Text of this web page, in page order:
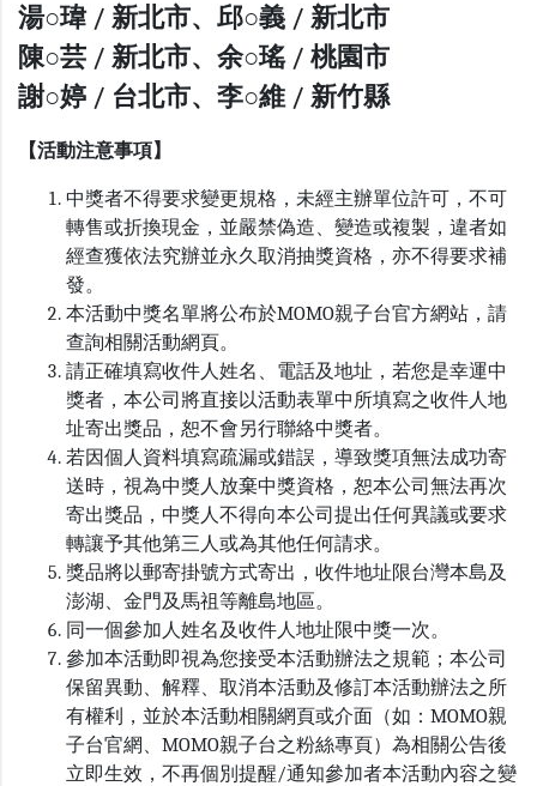
湯○瑋 / 新北市、邱○義 / 新北市
陳○芸 / 新北市、余○瑤 / 桃園市
謝○婷 / 台北市、李○維 / 新竹縣
【活動注意事項】
中獎者不得要求變更規格，未經主辦單位許可，不可
轉售或折換現金，並嚴禁偽造、變造或複製，違者如
經查獲依法究辦並永久取消抽獎資格，亦不得要求補
發。
本活動中獎名單將公布於MOMO親子台官方網站，請
查詢相關活動網頁。
請正確填寫收件人姓名、電話及地址，若您是幸運中
獎者，本公司將直接以活動表單中所填寫之收件人地
址寄出獎品，恕不會另行聯絡中獎者。
若因個人資料填寫疏漏或錯誤，導致獎項無法成功寄
送時，視為中獎人放棄中獎資格，恕本公司無法再次
寄出獎品，中獎人不得向本公司提出任何異議或要求
轉讓予其他第三人或為其他任何請求。
獎品將以郵寄掛號方式寄出，收件地址限台灣本島及
澎湖、金門及馬祖等離島地區。
同一個參加人姓名及收件人地址限中獎一次。
參加本活動即視為您接受本活動辦法之規範；本公司
保留異動、解釋、取消本活動及修訂本活動辦法之所
有權利，並於本活動相關網頁或介面（如：MOMO親
子台官網、MOMO親子台之粉絲專頁）為相關公告後
立即生效，不再個別提醒/通知參加者本活動內容之變